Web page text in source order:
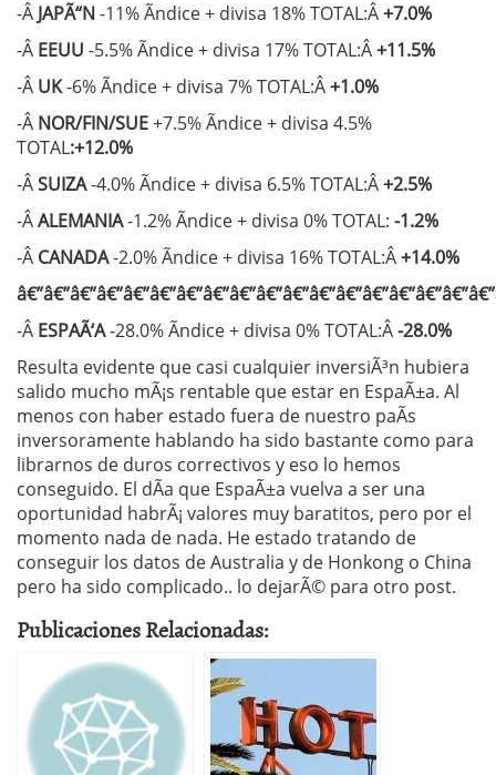
-Â JAPÃ“N-11% Ã­ndice + divisa 18% TOTAL:Â+7.0%
-Â EEUU -5.5% Ã­ndice + divisa 17% TOTAL:Â+11.5%
-Â UK-6% Ã­ndice + divisa 7% TOTAL:Â+1.0%
-Â NOR/FIN/SUE+7.5% Ã­ndice + divisa 4.5%
TOTAL:+12.0%
-ÂSUIZA-4.0% Ã­ndice + divisa 6.5% TOTAL:Â+2.5%
-ÂALEMANIA-1.2% Ã­ndice + divisa 0% TOTAL: -1.2%
-Â CANADA-2.0% Ã­ndice + divisa 16% TOTAL:Â+14.0%
-Â ESPAÃ‘A-28.0% Ã­ndice + divisa 0% TOTAL:Â-28.0%
Resulta evidente que casi cualquier inversiÃ³n hubiera
salido mucho mÃ¡s rentable que estar en EspaÃ±a. Al
menos con haber estado fuera de nuestro paÃ­s
inversoramente hablando ha sido bastante como para
librarnos de duros correctivos y eso lo hemos
conseguido. El dÃ­a que EspaÃ±a vuelva a ser una
oportunidad habrÃ¡ valores muy baratitos, pero por el
momento nada de nada. He estado tratando de
conseguir los datos de Australia y de Honkong o China
pero ha sido complicado.. lo dejarÃ© para otro post.
Publicaciones Relacionadas: